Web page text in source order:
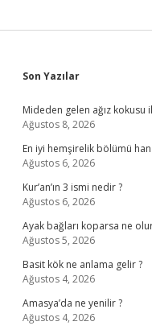
Sidebar
Son Yazılar
Mideden gelen ağız kokusu
Ağustos 8, 2026
En iyi hemşirelik bölümü
Ağustos 6, 2026
Kur’an’ın 3 ismi nedir ?
Ağustos 6, 2026
Ayak bağları koparsa ne
Ağustos 5, 2026
Basit kök ne anlama gelir ?
Ağustos 4, 2026
Amasya’da ne yenilir ?
Ağustos 4, 2026